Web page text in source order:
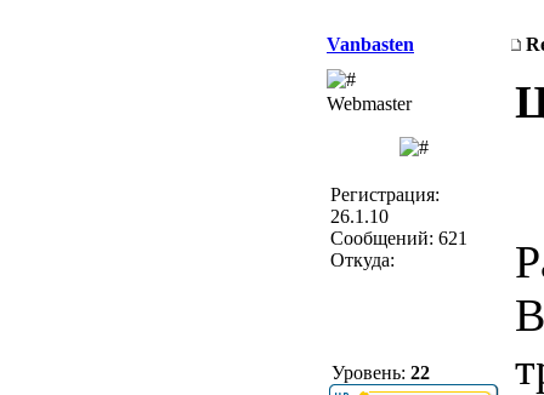
Vanbasten
Webmaster
Регистрация:
26.1.10
Сообщений: 621
Откуда:
Уровень: 22